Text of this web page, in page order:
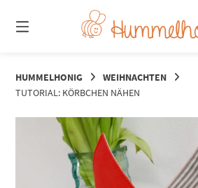
zum
Inhalt
HUMMELHONIG
WEIHNACHTEN
TUTORIAL: KÖRBCHEN NÄHEN